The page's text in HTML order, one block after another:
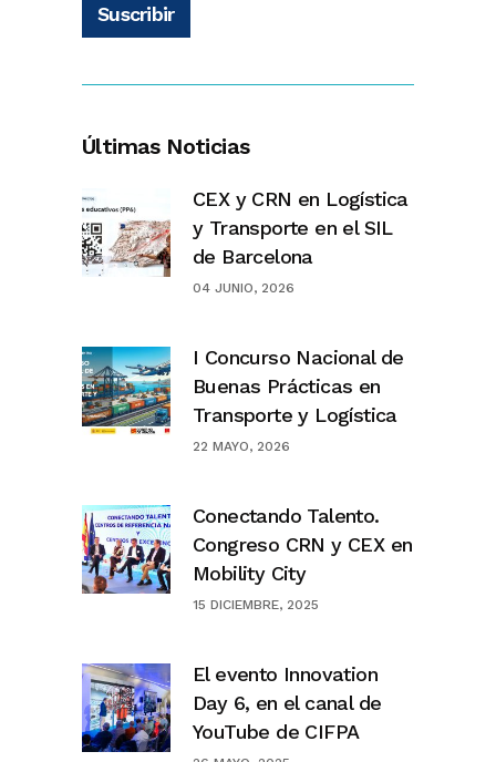
Suscribir
Últimas Noticias
CEX y CRN en Logística
y Transporte en el SIL
de Barcelona
04 JUNIO, 2026
I Concurso Nacional de
Buenas Prácticas en
Transporte y Logística
22 MAYO, 2026
Conectando Talento.
Congreso CRN y CEX en
Mobility City
15 DICIEMBRE, 2025
El evento Innovation
Day 6, en el canal de
YouTube de CIFPA